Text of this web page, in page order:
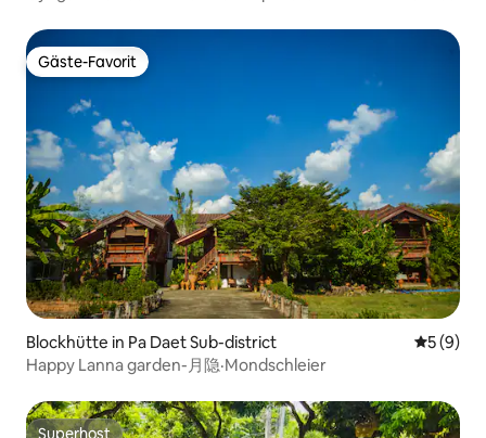
Gäste-Favorit
Gäste-Favorit
Blockhütte in Pa Daet Sub-district
5 (9)
Happy Lanna garden-月隐·Mondschleier
Superhost